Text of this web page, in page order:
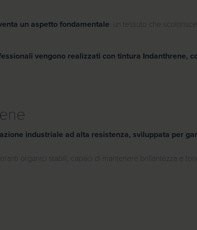
un aspetto fondamentale: un tessuto che
vengono realizzati con tintura Indanthrene,
industriale ad alta resistenza, sviluppata per
organici stabili, capaci di mantenere brillantezza e